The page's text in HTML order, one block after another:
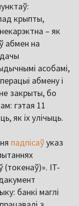
крыпты,
– як
абмен на
асобамі,
абмену і
закрыты, бо
гэтая 11
як іх улічыць.
падпісаўуказ
(токенаў)». IT-
банкі маглі